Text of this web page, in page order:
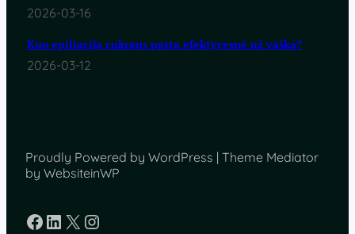
2026-03-16
Kuo epiliacija cukraus pasta efektyvesnė už vašką?
2026-03-12
Proudly Powered by WordPress | Theme Mediator
by WebsiteinWP
Facebook
LinkedIn
X Instagram